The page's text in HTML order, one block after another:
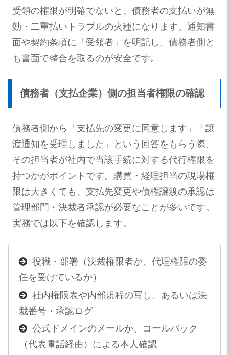
受領の権限が明確でないと、債務者の支払いが無
効・二重払いトラブルの火種になります。通知書
面や契約条項に「受領者」を明記し、債務者側と
も書面で整合を取るのが安全です。
債務者（支払企業）側の担当者権限の確認
債務者側から「支払先の変更に同意します」「譲
渡通知を受理しました」という回答をもらう際、
その担当者が社内で当該手続に対する代行権限を
持つかがポイントです。購買・経理担当の現場権
限は大きくても、支払先変更や債権譲渡の承認は
管理部門・決裁者承認が必要なことが多いです。
実務では以下を確認します。
役職・部署（決裁権限者か、代理権限の委
任を受けているか）
社内権限表や内部規程の写し、あるいは決
裁番号・承認ログ
公式ドメインのメールか、コールバック
（代表電話経由）による本人確認